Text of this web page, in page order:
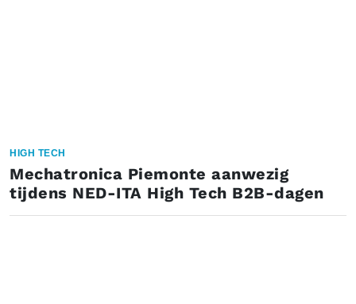
HIGH TECH
Mechatronica Piemonte aanwezig
tijdens NED-ITA High Tech B2B-dagen